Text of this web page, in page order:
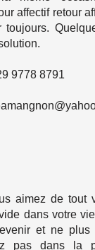
affectif retour
9778 8791
aimez de tout
dans votre
et ne plus
pas dans la